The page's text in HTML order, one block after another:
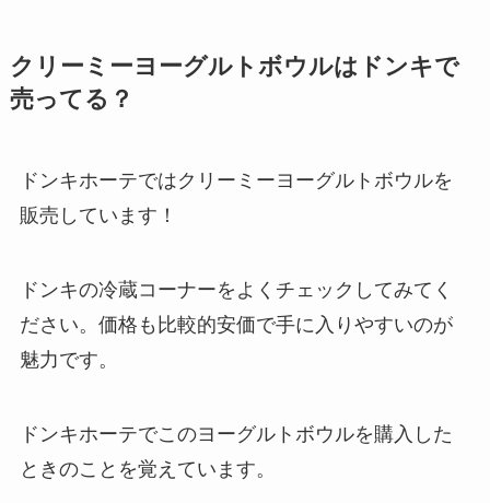
クリーミーヨーグルトボウルはドンキで
売ってる？
ドンキホーテではクリーミーヨーグルトボウルを
販売しています！
ドンキの冷蔵コーナーをよくチェックしてみてく
ださい。価格も比較的安価で手に入りやすいのが
魅力です。
ドンキホーテでこのヨーグルトボウルを購入した
ときのことを覚えています。